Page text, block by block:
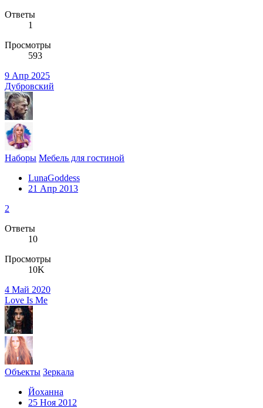
Ответы
1
Просмотры
593
9 Апр 2025
Дубровский
Наборы Мебель для гостиной
LunaGoddess
21 Апр 2013
2
Ответы
10
Просмотры
10K
4 Май 2020
Love Is Me
Объекты Зеркала
Йоханна
25 Ноя 2012